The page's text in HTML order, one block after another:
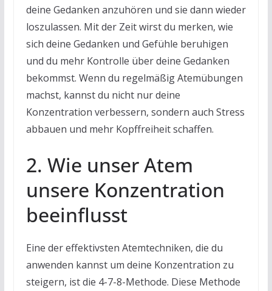
deine Gedanken anzuhören und sie dann wieder
loszulassen. Mit der Zeit wirst du merken, wie
sich deine Gedanken und Gefühle beruhigen
und du mehr Kontrolle über deine Gedanken
bekommst. Wenn du regelmäßig Atemübungen
machst, kannst du nicht nur deine
Konzentration verbessern, sondern auch Stress
abbauen und mehr Kopffreiheit schaffen.
2. Wie unser Atem
unsere Konzentration
beeinflusst
Eine der effektivsten Atemtechniken, die du
anwenden kannst um deine Konzentration zu
steigern, ist die 4-7-8-Methode. Diese Methode